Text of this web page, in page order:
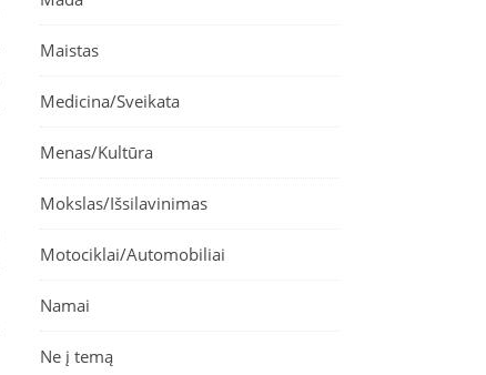
Maistas
Medicina/Sveikata
Menas/Kultūra
Mokslas/Išsilavinimas
Motociklai/Automobiliai
Namai
Ne į temą